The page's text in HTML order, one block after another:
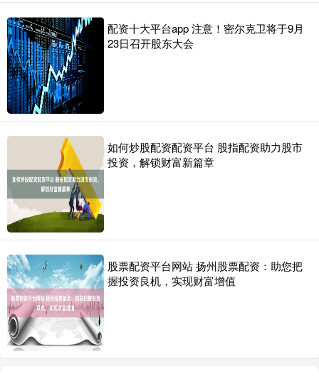
配资十大平台app 注意！密尔克卫将于9月
23日召开股东大会
如何炒股配资配资平台 股指配资助力股市
投资，解锁财富新篇章
股票配资平台网站 扬州股票配资：助您把
握投资良机，实现财富增值